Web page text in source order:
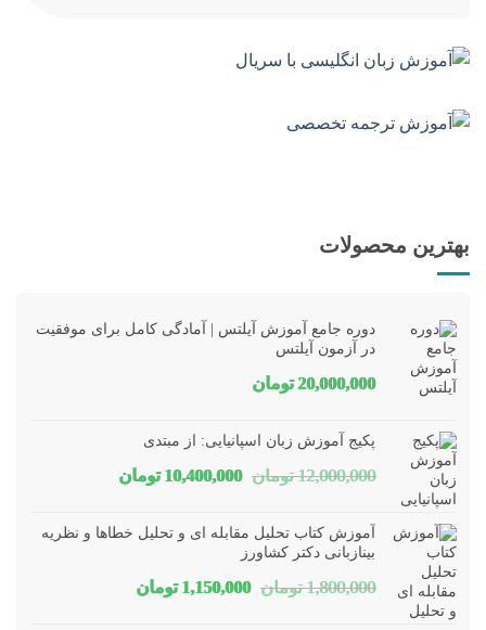
بهترین محصولات
دوره جامع آموزش آیلتس | آمادگی کامل برای موفقیت
در آزمون آیلتس
20,000,000 تومان
پکیج آموزش زبان اسپانیایی: از مبتدی
12,000,000 تومان قیمت
بود.
10,400,000 تومانقیمت
آموزش کتاب تحلیل مقابله ای و تحلیل خطاها و نظریه
بینازبانی دکتر کشاورز
1,800,000 تومان قیمت
1,150,000 تومانقیمت